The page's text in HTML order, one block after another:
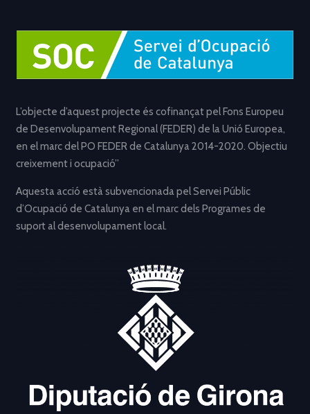
L’objecte d’aquest projecte és cofinançat pel Fons Europeu
de Desenvolupament Regional (FEDER) de la Unió Europea,
en el marc del PO FEDER de Catalunya 2014-2020. Objectiu
creixement i ocupació”
Aquesta acció està subvencionada pel Servei Públic
d’Ocupació de Catalunya en el marc dels Programes de
suport al desenvolupament local.